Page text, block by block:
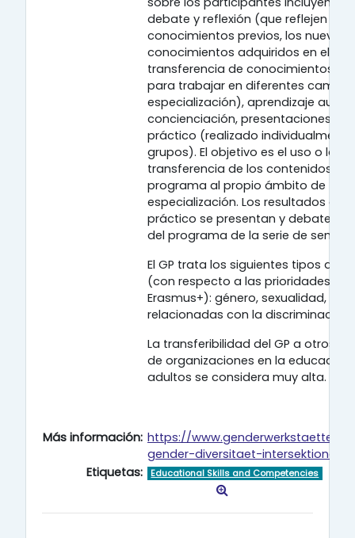
debate y reflexión (que reflejen los
conocimientos previos, los nuevos
conocimientos adquiridos en el
transferencia de conocimientos
para trabajar en diferentes
especialización), aprendizaje
concienciación, presentaciones y
práctico (realizado
grupos). El objetivo es el uso o la
transferencia de los contenidos del
programa al propio ámbito de
especialización. Los resultados del
práctico se presentan y debaten
del programa de la serie de
El GP trata los siguientes tipos de
(con respecto a las prioridades de
Erasmus+): género, sexualidad,
relacionadas con la discriminación.
La transferibilidad del GP a otros
de organizaciones en la educación
adultos se considera muy alta.
Más información: https://
gender-diversitaet-
Etiquetas:
Educational Skills and Competencies